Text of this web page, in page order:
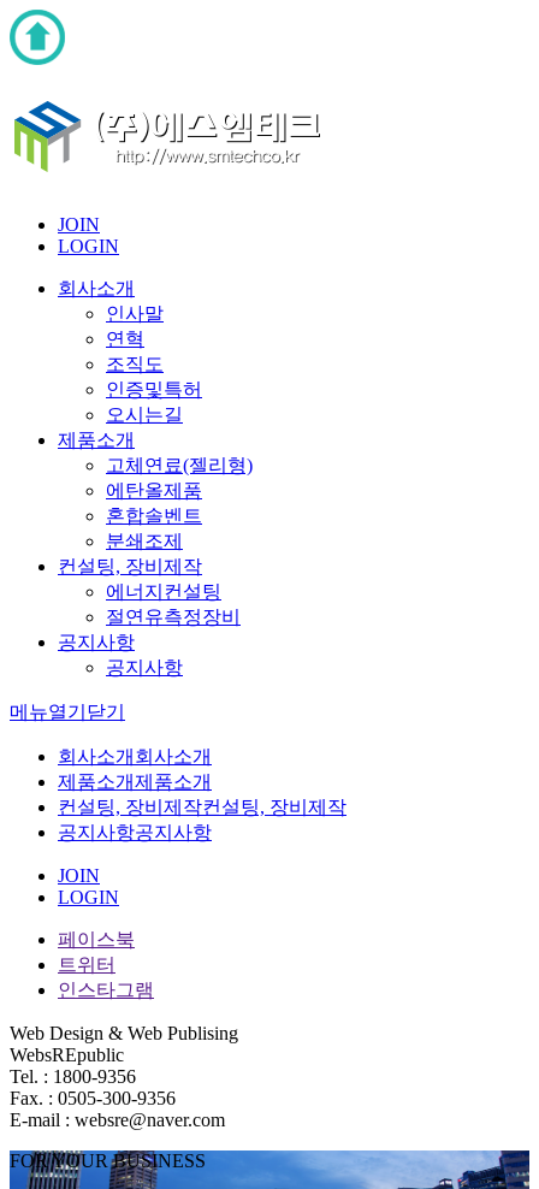
JOIN
LOGIN
회사소개
인사말
연혁
조직도
인증및특허
오시는길
제품소개
고체연료(젤리형)
에탄올제품
혼합솔벤트
분쇄조제
컨설팅, 장비제작
에너지컨설팅
절연유측정장비
공지사항
공지사항
메뉴열기 닫기
회사소개 회사소개
제품소개제품소개
컨설팅, 장비제작컨설팅, 장비제작
공지사항공지사항
JOIN
LOGIN
페이스북
트위터
인스타그램
Web Design & Web Publising
WebsREpublic
Tel. : 1800-9356
Fax. : 0505-300-9356
E-mail : websre@naver.com
FOR YOUR BUSINESS